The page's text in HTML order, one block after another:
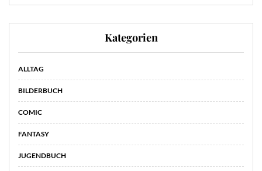
Kategorien
ALLTAG
BILDERBUCH
COMIC
FANTASY
JUGENDBUCH